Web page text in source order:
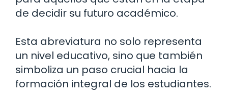
de decidir su futuro académico.
Esta abreviatura no solo representa
un nivel educativo, sino que también
simboliza un paso crucial hacia la
formación integral de los estudiantes.